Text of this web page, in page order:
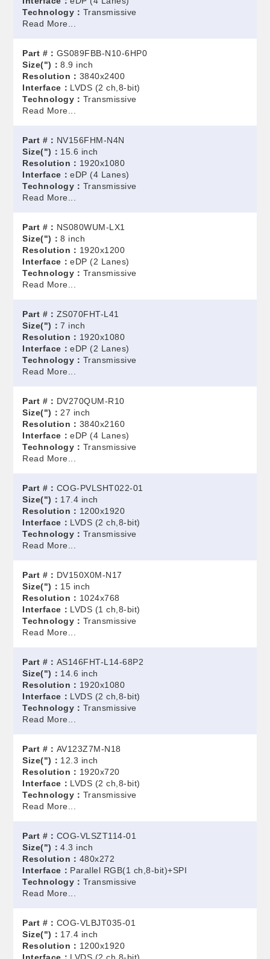
Technology： Transmissive
Read More...
Part #： GS089FBB-N10-6HP0
Size(")：8.9 inch
Resolution： 3840x2400
Interface： LVDS (2 ch,8-bit)
Technology： Transmissive
Read More...
Part #： NV156FHM-N4N
Size(")： 15.6 inch
Resolution： 1920x1080
Interface：eDP (4 Lanes)
Technology： Transmissive
Read More...
Part #： NS080WUM-LX1
Size(")：8 inch
Resolution： 1920x1200
Interface：eDP (2 Lanes)
Technology： Transmissive
Read More...
Part #： ZS070FHT-L41
Size(")：7 inch
Resolution： 1920x1080
Interface：eDP (2 Lanes)
Technology： Transmissive
Read More...
Part #： DV270QUM-R10
Size(")：27 inch
Resolution： 3840x2160
Interface：eDP (4 Lanes)
Technology： Transmissive
Read More...
Part #： COG-PVLSHT022-01
Size(")： 17.4 inch
Resolution： 1200x1920
Interface： LVDS (2 ch,8-bit)
Technology： Transmissive
Read More...
Part #： DV150X0M-N17
Size(")： 15 inch
Resolution： 1024x768
Interface： LVDS (1 ch,8-bit)
Technology： Transmissive
Read More...
Part #： AS146FHT-L14-68P2
Size(")： 14.6 inch
Resolution： 1920x1080
Interface： LVDS (2 ch,8-bit)
Technology： Transmissive
Read More...
Part #： AV123Z7M-N18
Size(")： 12.3 inch
Resolution： 1920x720
Interface： LVDS (2 ch,8-bit)
Technology： Transmissive
Read More...
Part #： COG-VLSZT114-01
Size(")：4.3 inch
Resolution： 480x272
Interface： Parallel RGB(1 ch,8-bit)+SPI
Technology： Transmissive
Read More...
Part #： COG-VLBJT035-01
Size(")： 17.4 inch
Resolution： 1200x1920